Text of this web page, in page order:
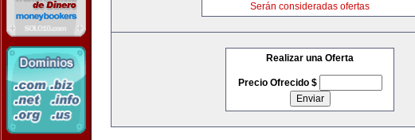
Serán consideradas ofertas
Realizar una Oferta
Precio Ofrecido $